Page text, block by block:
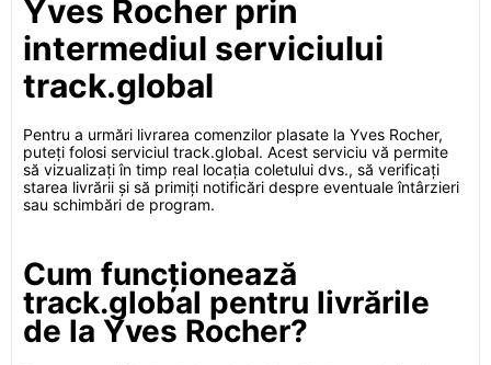
Yves Rocher prin
intermediul serviciului
track.global
Pentru a urmări livrarea comenzilor plasate la Yves Rocher,
puteți folosi serviciul track.global. Acest serviciu vă permite
să vizualizați în timp real locația coletului dvs., să verificați
starea livrării și să primiți notificări despre eventuale întârzieri
sau schimbări de program.
Cum funcționează
track.global pentru livrările
de la Yves Rocher?